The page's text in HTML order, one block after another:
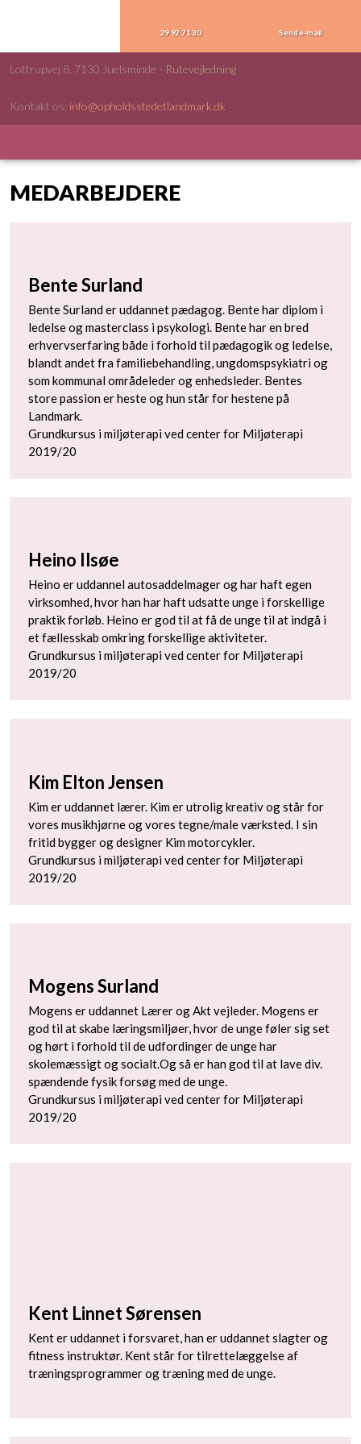
29 92 71 30 Send e-mail
Lottrupvej 8, 7130 Juelsminde​ - Rutevejledning
Kontakt os: info@opholdsstedetlandmark.dk​
MEDARBEJDERE​
Bente Surland
Bente Surland er uddannet pædagog. Bente har diplom i
ledelse og masterclass i psykologi. Bente har en bred
erhvervserfaring både i forhold til pædagogik og ledelse,
blandt andet fra familiebehandling, ungdomspsykiatri og
som kommunal områdeleder og enhedsleder. Bentes
store passion er heste og hun står for hestene på
Landmark.
Grundkursus i miljøterapi ved center for Miljøterapi
2019/20
Heino Ilsøe
Heino er uddannel autosaddelmager og har haft egen
virksomhed, hvor han har haft udsatte unge i forskellige
praktik forløb. Heino er god til at få de unge til at indgå i
et fællesskab omkring forskellige aktiviteter.
Grundkursus i miljøterapi ved center for Miljøterapi
2019/20
Kim Elton Jensen
Kim er uddannet lærer. Kim er utrolig kreativ og står for
vores musikhjørne og vores tegne/male værksted. I sin
fritid bygger og designer Kim motorcykler.
Grundkursus i miljøterapi ved center for Miljøterapi
2019/20
Mogens Surland
Mogens er uddannet Lærer og Akt vejleder. Mogens er
god til at skabe læringsmiljøer, hvor de unge føler sig set
og hørt i forhold til de udfordinger de unge har
skolemæssigt og socialt.Og så er han god til at lave div.
spændende fysik forsøg med de unge.
Grundkursus i miljøterapi ved center for Miljøterapi
2019/20
Kent Linnet Sørensen
Kent er uddannet i forsvaret, han er uddannet slagter og
fitness instruktør. Kent står for tilrettelæggelse af
træningsprogrammer og træning med de unge.